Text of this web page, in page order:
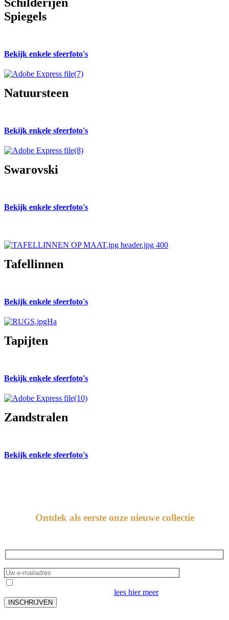
Spiegels
Bekijk enkele sfeerfoto's
Natuursteen
Bekijk enkele sfeerfoto's
Swarovski
Bekijk enkele sfeerfoto's
Tafellinnen
Bekijk enkele sfeerfoto's
Tapijten
Bekijk enkele sfeerfoto's
Zandstralen
Bekijk enkele sfeerfoto's
Ontdek als eerste onze nieuwe collectie
lees hier meer